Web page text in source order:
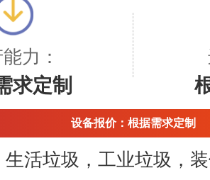
力：
求定制
设备报价： 根据需求定制
生活垃圾，工业垃圾，